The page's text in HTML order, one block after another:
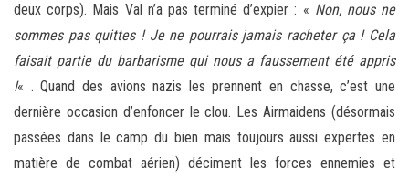
deux corps). Mais Val n’a pas terminé d’expier : « Non, nous ne
sommes pas quittes ! Je ne pourrais jamais racheter ça ! Cela
faisait partie du barbarisme qui nous a faussement été appris
!« . Quand des avions nazis les prennent en chasse, c’est une
dernière occasion d’enfoncer le clou. Les Airmaidens (désormais
passées dans le camp du bien mais toujours aussi expertes en
matière de combat aérien) déciment les forces ennemies et